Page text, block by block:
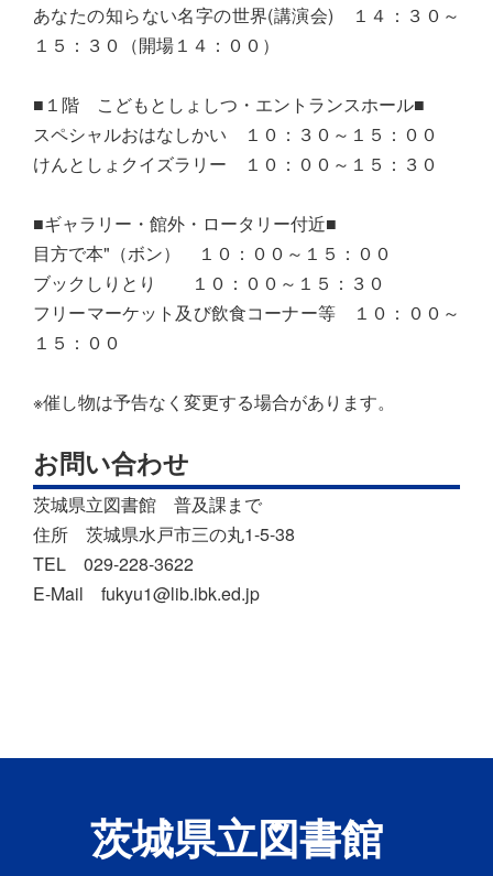
あなたの知らない名字の世界(講演会) １４：３０～
１５：３０（開場１４：００）
■１階 こどもとしょしつ・エントランスホール■
スペシャルおはなしかい １０：３０～１５：００
けんとしょクイズラリー １０：００～１５：３０
■ギャラリー・館外・ロータリー付近■
目方で本"（ボン） １０：００～１５：００
ブックしりとり １０：００～１５：３０
フリーマーケット及び飲食コーナー等 １０：００～
１５：００
※催し物は予告なく変更する場合があります。
お問い合わせ
茨城県立図書館 普及課まで
住所 茨城県水戸市三の丸1-5-38
TEL 029-228-3622
E-Mail fukyu1@lib.ibk.ed.jp
茨城県立図書館